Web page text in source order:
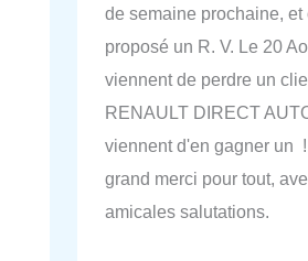
de semaine prochaine, et
proposé un R. V. Le 20
viennent de perdre un
RENAULT DIRECT
viennent d'en gagner un
grand merci pour tout,
amicales salutations.